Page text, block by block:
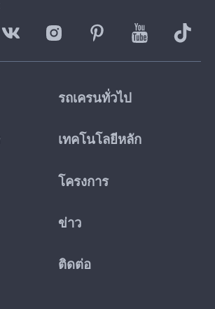
รถเครนทั่วไป
เทคโนโลยีหลัก
โครงการ
ข่าว
ติดต่อ